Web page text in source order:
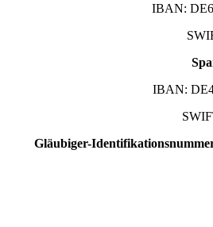
IBAN:
IBAN:
Gläubiger-